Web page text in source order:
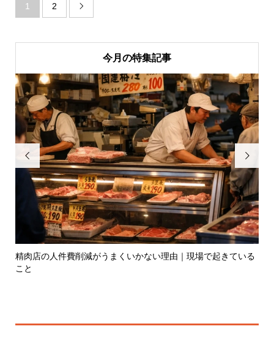
1 2 
今月の特集記事

精肉店の人件費削減がうまくいかない理由｜現場で起きている
こと
